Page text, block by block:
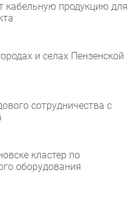
кабельную продукцию для
и селах Пензенской
сотрудничества с
кластер по
оборудования